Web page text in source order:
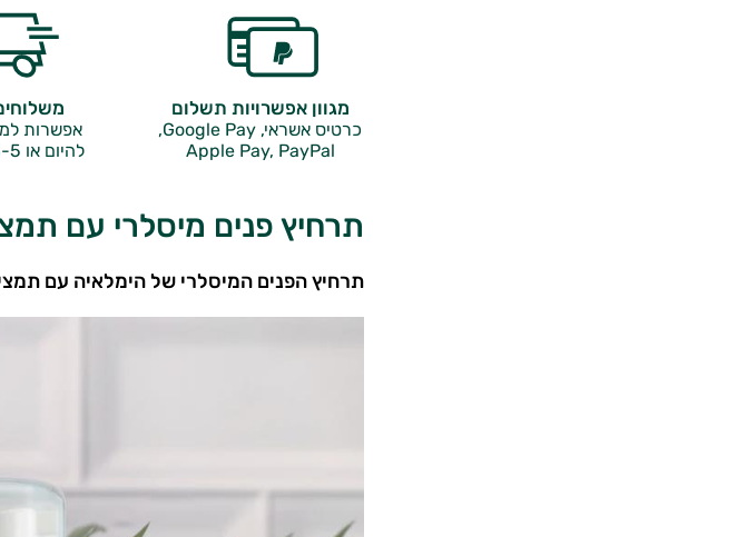
מגוון אפשרויות תשלום
כרטיס אשראי, Google Pay,
Apple Pay, PayPal
אפשרות
להיום או 3-5 ימי עסקים
תרחיץ פנים מיסלרי עם
תרחיץ הפנים המיסלרי של הימלאיה עם